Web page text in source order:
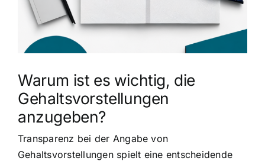
Warum ist es wichtig, die
Gehaltsvorstellungen
anzugeben?
Transparenz bei der Angabe von
Gehaltsvorstellungen spielt eine entscheidende